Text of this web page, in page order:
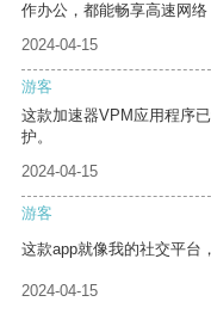
作办公，都能畅享高速网络
2024-04-15
游客
这款加速器VPM应用程序
护。
2024-04-15
游客
这款app就像我的社交平台
2024-04-15